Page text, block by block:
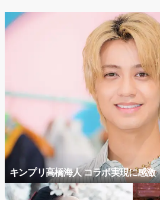
キンプリ高橋海人 コラボ実現に感激